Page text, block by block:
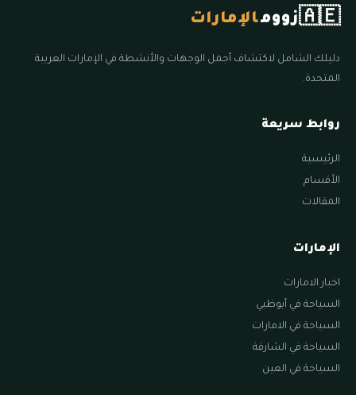
🇦🇪زوومالإمارات
دليلك الشامل لاكتشاف أجمل الوجهات والأنشطة في الإمارات العربية
المتحدة.
روابط سريعة
الرئيسية
الأقسام
المقالات
الإمارات
اخبار الامارات
السياحة في أبوظبي
السياحة في الامارات
السياحة في الشارقة
السياحة في العين